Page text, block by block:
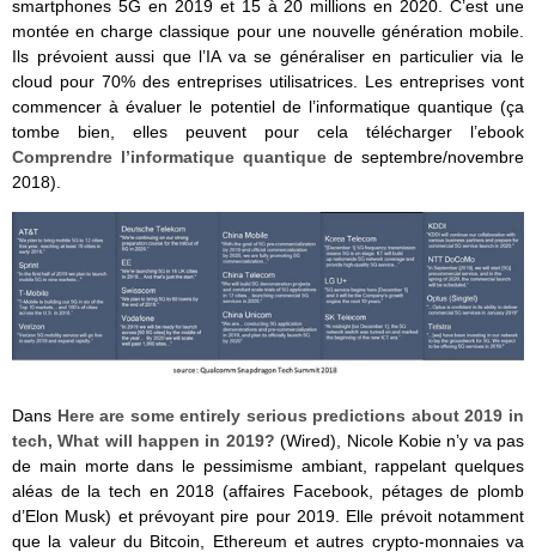
smartphones 5G en 2019 et 15 à 20 millions en 2020. C’est une
montée en charge classique pour une nouvelle génération mobile.
Ils prévoient aussi que l’IA va se généraliser en particulier via le
cloud pour 70% des entreprises utilisatrices. Les entreprises vont
commencer à évaluer le potentiel de l’informatique quantique (ça
tombe bien, elles peuvent pour cela télécharger l’ebook
Comprendre l’informatique quantiquede septembre/novembre
2018).
Dans Here are some entirely serious predictions about 2019 in
tech, What will happen in 2019? (Wired), Nicole Kobie n’y va pas
de main morte dans le pessimisme ambiant, rappelant quelques
aléas de la tech en 2018 (affaires Facebook, pétages de plomb
d’Elon Musk) et prévoyant pire pour 2019. Elle prévoit notamment
que la valeur du Bitcoin, Ethereum et autres crypto-monnaies va